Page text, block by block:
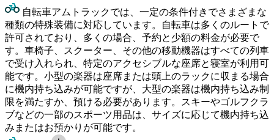
自転車アムトラックでは、一定の条件付きでさまざまな
種類の特殊装備に対応しています。自転車は多くのルートで
許可されており、多くの場合、予約と少額の料金が必要で
す。車椅子、スクーター、その他の移動機器はすべての列車
で受け入れられ、特定のアクセシブルな座席と寝室が利用可
能です。小型の楽器は座席または頭上のラックに収まる場合
に機内持ち込みが可能ですが、大型の楽器は機内持ち込み制
限を満たすか、預ける必要があります。スキーやゴルフクラ
ブなどの一部のスポーツ用品は、サイズに応じて機内持ち込
みまたはお預かりが可能です。